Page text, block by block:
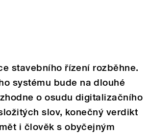
stavebního řízení rozběhne.
systému bude na dlouhé
o osudu digitalizačního
slov, konečný verdikt
i člověk s obyčejným